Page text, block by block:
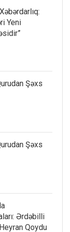
Yeni
Şəxs
Şəxs
Ərdəbilli
Qoydu